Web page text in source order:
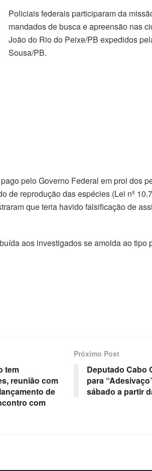
Policiais federais participaram da
mandados de busca e apreensão nas
João do Rio do Peixe/PB expedidos
Sousa/PB.
pelo Governo Federal em prol dos
de reprodução das espécies (Lei nº
que teria havido falsificação de
aos investigados se amolda ao tipo
tem
reunião com
de
com
Próximo Post
Deputado Cabo
para
sábado a partir